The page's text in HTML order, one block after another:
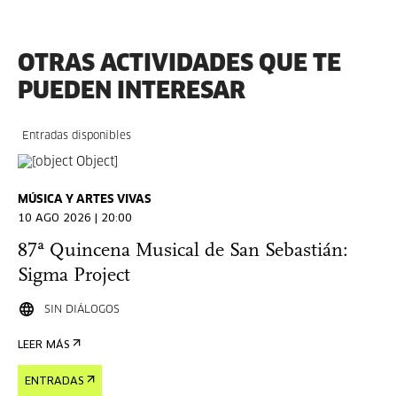
OTRAS ACTIVIDADES QUE TE
PUEDEN INTERESAR
Entradas disponibles
MÚSICA Y ARTES VIVAS
10 AGO 2026 | 20:00
87ª Quincena Musical de San Sebastián:
Sigma Project
SIN DIÁLOGOS
LEER MÁS
ENTRADAS